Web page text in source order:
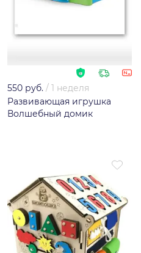
550 руб. / 1 неделя
Развивающая игрушка
Волшебный домик